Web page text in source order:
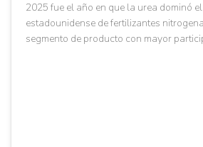
2025 fue el año en que la urea dominó
estadounidense de fertilizantes
segmento de producto con mayor